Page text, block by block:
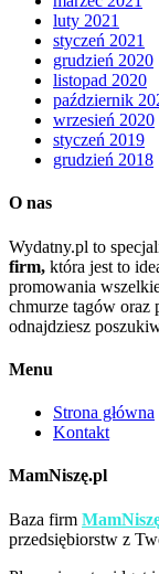
luty 2021
styczeń 2021
grudzień 2020
listopad 2020
październik
wrzesień 2020
styczeń 2019
grudzień 2018
O nas
Wydatny.pl to
firm, która jest to
promowania
chmurze tagów oraz
odnajdziesz
Menu
Strona główna
Kontakt
MamNiszę.pl
Baza firm
przedsiębiorstw z